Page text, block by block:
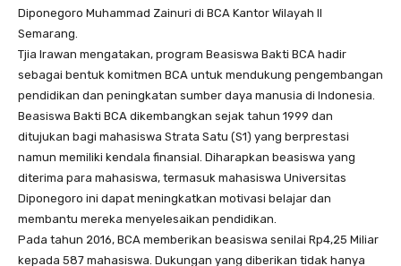
Diponegoro Muhammad Zainuri di BCA Kantor Wilayah II
Semarang.
Tjia Irawan mengatakan, program Beasiswa Bakti BCA hadir
sebagai bentuk komitmen BCA untuk mendukung pengembangan
pendidikan dan peningkatan sumber daya manusia di Indonesia.
Beasiswa Bakti BCA dikembangkan sejak tahun 1999 dan
ditujukan bagi mahasiswa Strata Satu (S1) yang berprestasi
namun memiliki kendala finansial. Diharapkan beasiswa yang
diterima para mahasiswa, termasuk mahasiswa Universitas
Diponegoro ini dapat meningkatkan motivasi belajar dan
membantu mereka menyelesaikan pendidikan.
Pada tahun 2016, BCA memberikan beasiswa senilai Rp4,25 Miliar
kepada 587 mahasiswa. Dukungan yang diberikan tidak hanya